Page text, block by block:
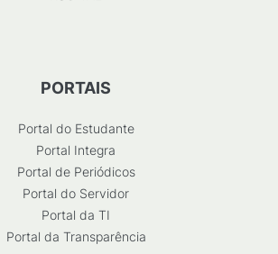
PORTAIS
Portal do Estudante
Portal Integra
Portal de Periódicos
Portal do Servidor
Portal da TI
Portal da Transparência